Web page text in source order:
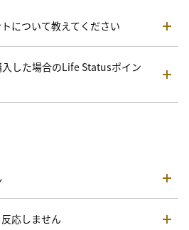
について教えてください
した場合のLife Statusポイン
応しません